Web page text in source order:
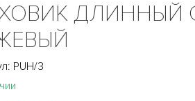
PUH/3